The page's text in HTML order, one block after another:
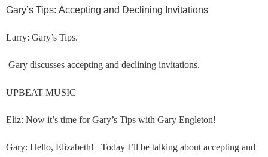
Gary’s Tips: Accepting and Declining Invitations
Larry: Gary’s Tips.
Gary discusses accepting and declining invitations.
UPBEAT MUSIC
Eliz: Now it’s time for Gary’s Tips with Gary Engleton!
Gary: Hello, Elizabeth! Today I’ll be talking about accepting and